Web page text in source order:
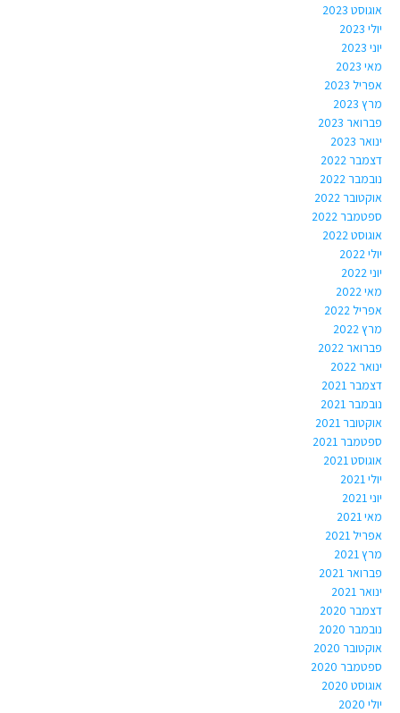
אוגוסט 2023
יולי 2023
יוני 2023
מאי 2023
אפריל 2023
מרץ 2023
פברואר 2023
ינואר 2023
דצמבר 2022
נובמבר 2022
אוקטובר 2022
ספטמבר 2022
אוגוסט 2022
יולי 2022
יוני 2022
מאי 2022
אפריל 2022
מרץ 2022
פברואר 2022
ינואר 2022
דצמבר 2021
נובמבר 2021
אוקטובר 2021
ספטמבר 2021
אוגוסט 2021
יולי 2021
יוני 2021
מאי 2021
אפריל 2021
מרץ 2021
פברואר 2021
ינואר 2021
דצמבר 2020
נובמבר 2020
אוקטובר 2020
ספטמבר 2020
אוגוסט 2020
יולי 2020